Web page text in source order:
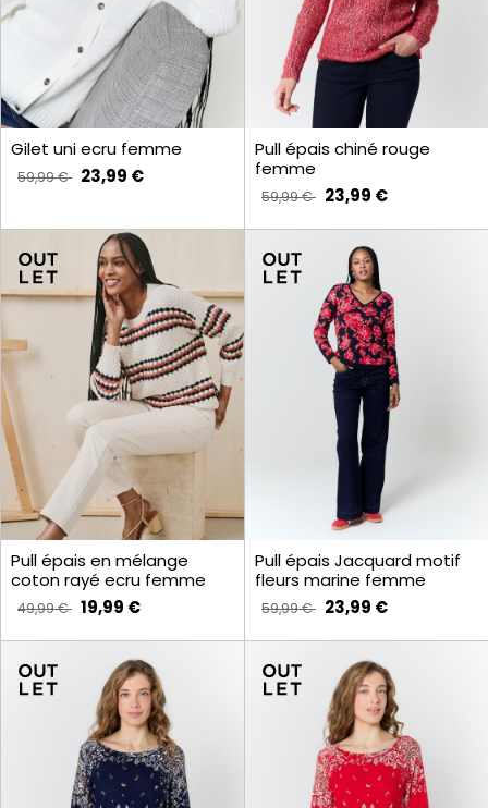
Gilet uni ecru femme
59,99 € 23,99 €
Pull épais chiné rouge
femme
59,99 € 23,99 €
Pull épais en mélange
coton rayé ecru femme
49,99 € 19,99 €
Pull épais Jacquard motif
fleurs marine femme
59,99 € 23,99 €